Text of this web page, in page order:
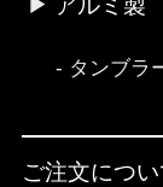
アルミ製
タンブラ
ご注文につい